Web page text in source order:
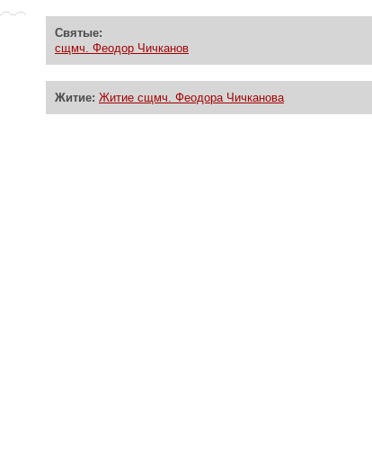
Святые:
сщмч. Феодор Чичканов
Житие: Житие сщмч. Феодора Чичканова